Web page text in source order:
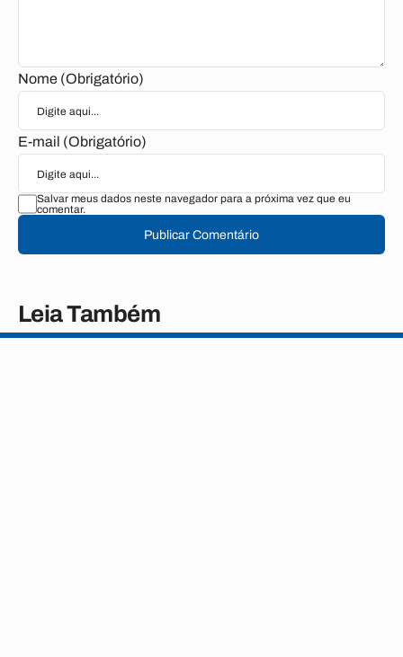
Nome (Obrigatório)
E-mail (Obrigatório)
Salvar meus dados neste navegador para a próxima vez que eu
comentar.
Publicar Comentário
Leia Também